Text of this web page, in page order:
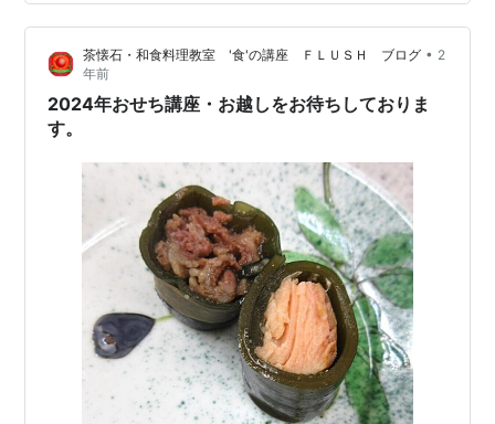
えば唯一かな？モーニングだ。う〜ん、安宿だけにあま
り期待はしてこなかったが一見してバイキングのメニュ
ー数が少ない。でも、一生懸命ご当地感出…
茶懐石・和食料理教室 '食'の講座 ＦＬＵＳＨ ブログ • 2
年前
2024年おせち講座・お越しをお待ちしておりま
す。